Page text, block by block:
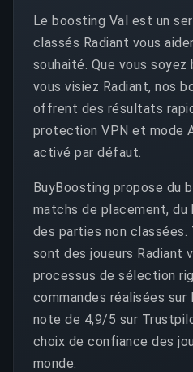
Le boosting Val est un
classés Radiant vous
souhaité. Que vous soyez
vous visiez Radiant, nos
offrent des résultats
protection VPN et mode
activé par défaut.
BuyBoosting propose du
matchs de placement,
des parties non
sont des joueurs Radiant
processus de sélection
commandes réalisées sur
note de 4,9/5 sur
choix de confiance des
monde.